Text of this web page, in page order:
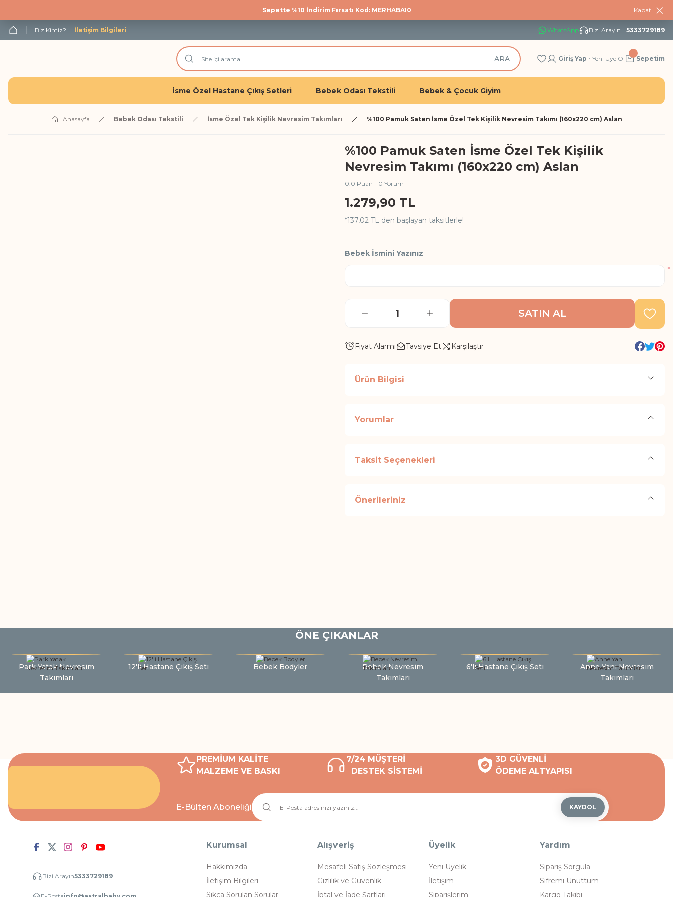
Sepette %10 İndirim Fırsatı Kod: MERHABA10 Kapat
Biz Kimiz? İletişim Bilgileri
Üye olan herkese %10 İndirim
WhatsApp Bizi Arayın 5333729189
ARA Giriş Yap - Yeni Üye Ol Sepetim
İsme Özel Hastane Çıkış Setleri Bebek Odası Tekstili Bebek & Çocuk Giyim
Anasayfa Bebek Odası Tekstili İsme Özel Tek Kişilik Nevresim Takımları %100 Pamuk Saten İsme Özel Tek Kişilik Nevresim Takımı (160x220 cm) Aslan
%100 Pamuk Saten İsme Özel Tek Kişilik
Nevresim Takımı (160x220 cm) Aslan
0.0 Puan - 0 Yorum
1.279,90 TL
*137,02 TL den başlayan taksitlerle!
Bebek İsmini Yazınız
*
SATIN AL
Fiyat Alarmı Tavsiye Et Karşılaştır
Ürün Bilgisi
Yorumlar
Taksit Seçenekleri
Önerileriniz
ÖNE ÇIKANLAR
Park Yatak Nevresim
Takımları
12'li Hastane Çıkış Seti Bebek Bodyler
Bebek Nevresim
Takımları
6'lı Hastane Çıkış Seti
Anne Yanı Nevresim
Takımları
PREMİUM KALİTE
MALZEME VE BASKI
7/24 MÜŞTERİ
DESTEK SİSTEMİ
3D GÜVENLİ
ÖDEME ALTYAPISI
E-Bülten Aboneliği KAYDOL
Bizi Arayın5333729189
Kurumsal
Hakkımızda
İletişim Bilgileri
Sıkça Sorulan Sorular
Alışveriş
Mesafeli Satış Sözleşmesi
Gizlilik ve Güvenlik
İptal ve İade Şartları
Üyelik
Yeni Üyelik
İletişim
Siparişlerim
Yardım
Sipariş Sorgula
Sifremi Unuttum
Kargo Takibi